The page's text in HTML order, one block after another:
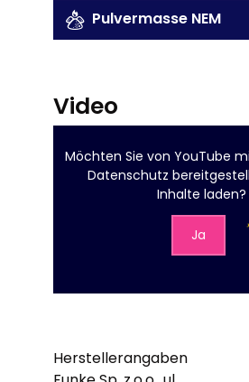
Pulvermasse NEM
Video
Möchten Sie vonYouTube
Datenschutz
Inhalte laden?
Ja
Herstellerangaben